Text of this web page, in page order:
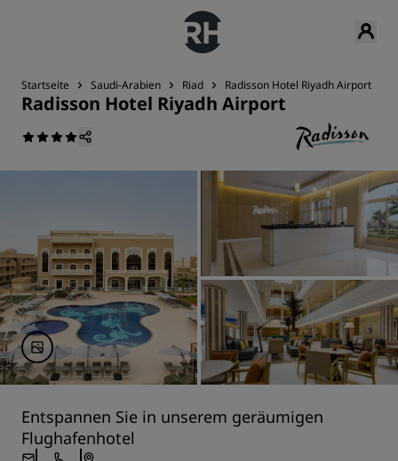
Startseite Saudi-Arabien Riad Radisson Hotel Riyadh Airport
Radisson Hotel Riyadh Airport
Entspannen Sie in unserem geräumigen
Flughafenhotel